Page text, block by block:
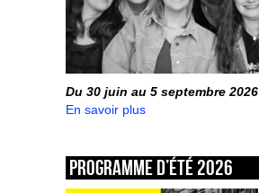
Du 30 juin au 5 septembre 2026
En savoir plus
Programme d’été 2026